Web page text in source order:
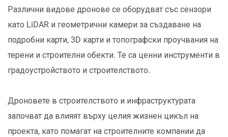
Различни видове дронове се оборудват със сензори
като LiDAR и геометрични камери за създаване на
подробни карти, 3D карти и топографски проучвания на
терени и строителни обекти. Те са ценни инструменти в
градоустройството и строителството.
Дроновете в строителството и инфраструктурата
започват да влияят върху целия жизнен цикъл на
проекта, като помагат на строителните компании да